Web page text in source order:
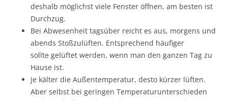
deshalb möglichst viele Fenster öffnen, am besten ist
Durchzug.
Bei Abwesenheit tagsüber reicht es aus, morgens und
abends Stoßzulüften. Entsprechend häufiger
sollte gelüftet werden, wenn man den ganzen Tag zu
Hause ist.
Je kälter die Außentemperatur, desto kürzer lüften.
Aber selbst bei geringen Temperaturunterschieden